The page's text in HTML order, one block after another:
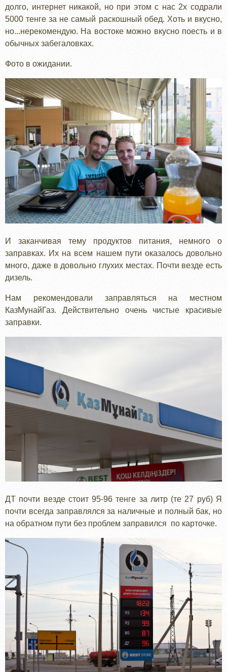
долго, интернет никакой, но при этом с нас 2х содрали
5000 тенге за не самый раскошный обед. Хоть и вкусно,
но...нерекомендую. На востоке можно вкусно поесть и в
обычных забегаловках.
Фото в ожидании.
И заканчивая тему продуктов питания, немного о
заправках. Их на всем нашем пути оказалось довольно
много, даже в довольно глухих местах. Почти везде есть
дизель.
Нам рекомендовали заправляться на местном
КазМунайГаз. Действительно очень чистые красивые
заправки.
ДТ почти везде стоит 95-96 тенге за литр (те 27 руб) Я
почти всегда заправлялся за наличные и полный бак, но
на обратном пути без проблем заправился по карточке.